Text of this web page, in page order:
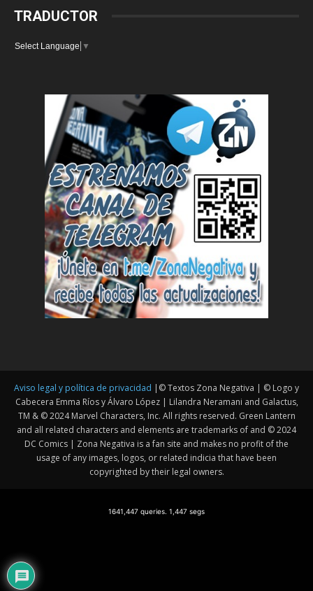
TRADUCTOR
Select Language ▼
Aviso legal y política de privacidad |© Textos Zona Negativa | © Logo y
Cabecera Emma Ríos y Álvaro López | Lilandra Neramani and Galactus,
TM & © 2024 Marvel Characters, Inc. All rights reserved. Green Lantern
and all related characters and elements are trademarks of and © 2024
DC Comics | Zona Negativa is a fan site and makes no profit of the
usage of any images, logos, or related indicia that have been
copyrighted by their legal owners.
1641,447 queries. 1,447 segs